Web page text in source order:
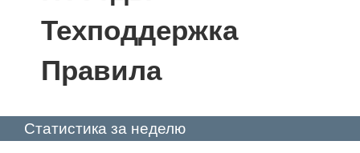
Техподдержка
Правила
Статистика за неделю